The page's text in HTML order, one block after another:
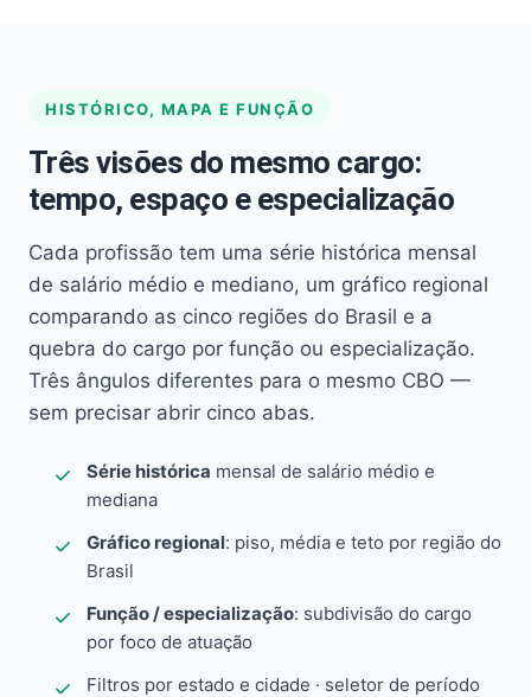
HISTÓRICO, MAPA E FUNÇÃO
Três visões do mesmo cargo:
tempo, espaço e especialização
Cada profissão tem uma série histórica mensal
de salário médio e mediano, um gráfico regional
comparando as cinco regiões do Brasil e a
quebra do cargo por função ou especialização.
Três ângulos diferentes para o mesmo CBO —
sem precisar abrir cinco abas.
Série histórica mensal de salário médio e
mediana
Gráfico regional: piso, média e teto por região do
Brasil
Função / especialização: subdivisão do cargo
por foco de atuação
Filtros por estado e cidade · seletor de período